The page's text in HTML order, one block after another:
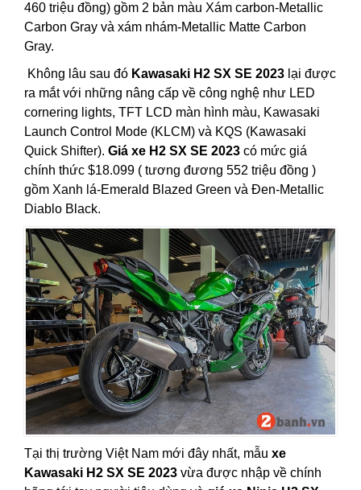
460 triệu đồng) gồm 2 bản màu Xám carbon-Metallic
Carbon Gray và xám nhám-Metallic Matte Carbon
Gray.
Không lâu sau đó Kawasaki H2 SX SE 2023 lại được
ra mắt với những nâng cấp về công nghệ như LED
cornering lights, TFT LCD màn hình màu, Kawasaki
Launch Control Mode (KLCM) và KQS (Kawasaki
Quick Shifter). Giá xe H2 SX SE 2023 có mức giá
chính thức $18.099 ( tương đương 552 triệu đồng )
gồm Xanh lá-Emerald Blazed Green và Đen-Metallic
Diablo Black.
Tại thị trường Việt Nam mới đây nhất, mẫu xe
Kawasaki H2 SX SE 2023 vừa được nhập về chính